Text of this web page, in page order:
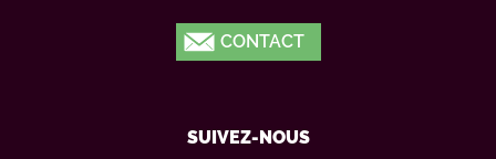
CONTACT
SUIVEZ-NOUS